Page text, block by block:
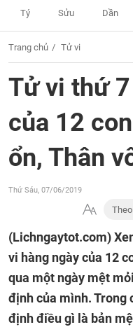
Tý Sửu Dần
Trang chủ Tử vi
Tử vi thứ
của 12
ổn, Thân
Thứ Sáu, 07/06/2019
(Lichngaytot.com)
vi hàng ngày của 12
qua một ngày mệt
định của mình. Trong
định điều gì là bản